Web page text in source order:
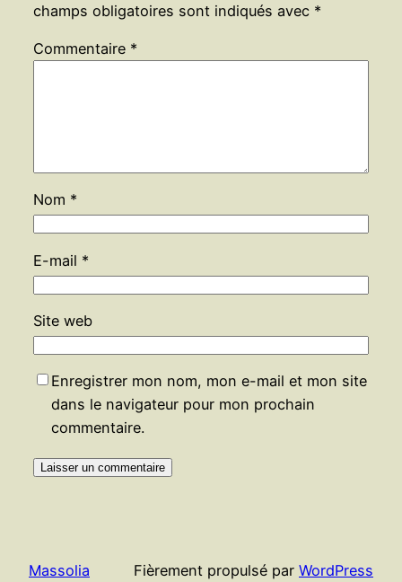
champs obligatoires sont indiqués avec *
Commentaire *
Nom *
E-mail *
Site web
Enregistrer mon nom, mon e-mail et mon site
dans le navigateur pour mon prochain
commentaire.
Massolia Fièrement propulsé par WordPress